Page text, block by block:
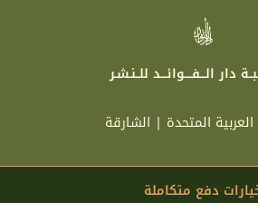
دار الـــفــــوائـــد للــنـشـر
العربية المتحدة | الشارقة
دفع متكاملة